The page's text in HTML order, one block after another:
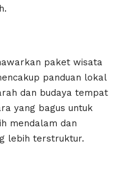
paket wisata
panduan lokal
dan budaya tempat
yang bagus untuk
mendalam dan
lebih terstruktur.